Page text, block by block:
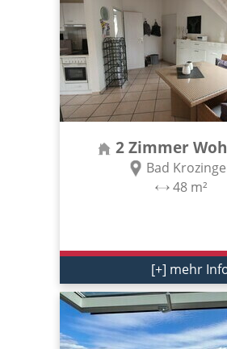
2 Zimmer
Bad
48 m²
[+] mehr